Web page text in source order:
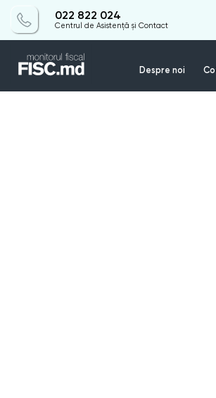
022 822 024
Centrul de Asistență și Contact
Despre noi